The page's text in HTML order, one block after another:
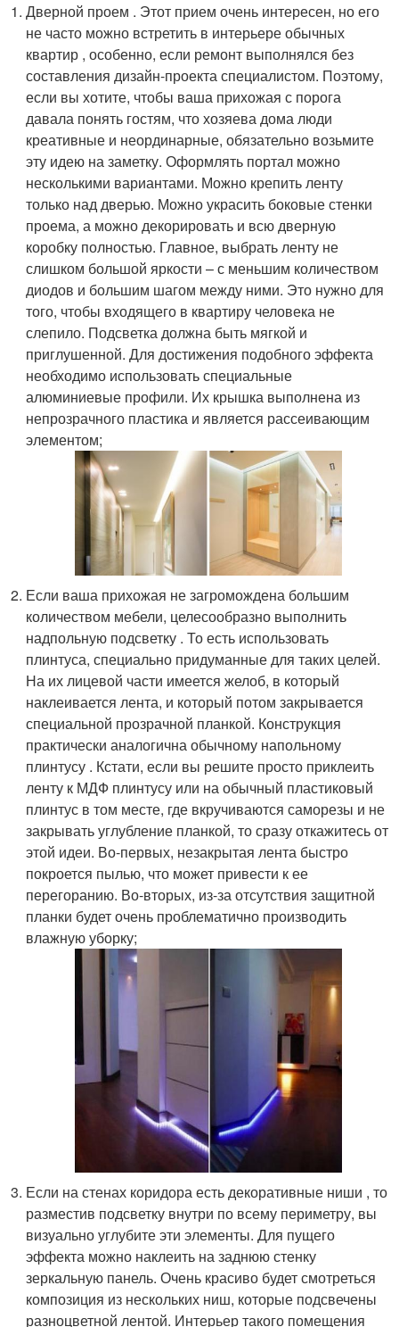
Дверной проем . Этот прием очень интересен, но его
не часто можно встретить в интерьере обычных
квартир , особенно, если ремонт выполнялся без
составления дизайн-проекта специалистом. Поэтому,
если вы хотите, чтобы ваша прихожая с порога
давала понять гостям, что хозяева дома люди
креативные и неординарные, обязательно возьмите
эту идею на заметку. Оформлять портал можно
несколькими вариантами. Можно крепить ленту
только над дверью. Можно украсить боковые стенки
проема, а можно декорировать и всю дверную
коробку полностью. Главное, выбрать ленту не
слишком большой яркости – с меньшим количеством
диодов и большим шагом между ними. Это нужно для
того, чтобы входящего в квартиру человека не
слепило. Подсветка должна быть мягкой и
приглушенной. Для достижения подобного эффекта
необходимо использовать специальные
алюминиевые профили. Их крышка выполнена из
непрозрачного пластика и является рассеивающим
элементом;
Если ваша прихожая не загромождена большим
количеством мебели, целесообразно выполнить
надпольную подсветку . То есть использовать
плинтуса, специально придуманные для таких целей.
На их лицевой части имеется желоб, в который
наклеивается лента, и который потом закрывается
специальной прозрачной планкой. Конструкция
практически аналогична обычному напольному
плинтусу . Кстати, если вы решите просто приклеить
ленту к МДФ плинтусу или на обычный пластиковый
плинтус в том месте, где вкручиваются саморезы и не
закрывать углубление планкой, то сразу откажитесь от
этой идеи. Во-первых, незакрытая лента быстро
покроется пылью, что может привести к ее
перегоранию. Во-вторых, из-за отсутствия защитной
планки будет очень проблематично производить
влажную уборку;
Если на стенах коридора есть декоративные ниши , то
разместив подсветку внутри по всему периметру, вы
визуально углубите эти элементы. Для пущего
эффекта можно наклеить на заднюю стенку
зеркальную панель. Очень красиво будет смотреться
композиция из нескольких ниш, которые подсвечены
разноцветной лентой. Интерьер такого помещения